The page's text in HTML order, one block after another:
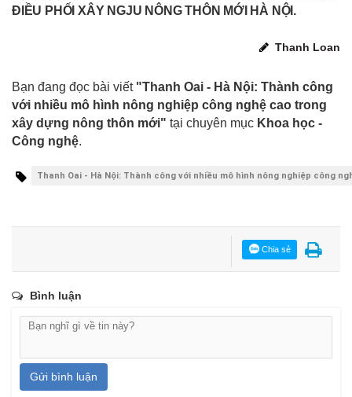
ĐIỀU PHỐI XÂY NGJU NÔNG THÔN MỚI HÀ NỘI.
Thanh Loan
Bạn đang đọc bài viết "Thanh Oai - Hà Nội: Thành công
với nhiều mô hình nông nghiệp công nghệ cao trong
xây dựng nông thôn mới" tại chuyên mục Khoa học -
Công nghệ.
Thanh Oai - Hà Nội: Thành công với nhiều mô hình nông nghiệp công
Chia sẻ
Bình luận
Gửi bình luận